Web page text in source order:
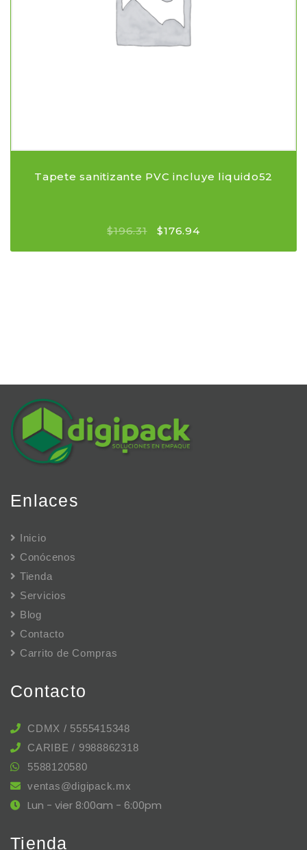
Tapete sanitizante PVC incluye liquido52
$196.31 $176.94
Enlaces
Inicio
Conócenos
Tienda
Servicios
Blog
Contacto
Carrito de Compras
Contacto
CDMX / 5555415348
CARIBE / 9988862318
5588120580
ventas@digipack.mx
Lun - vier 8:00am - 6:00pm
Tienda